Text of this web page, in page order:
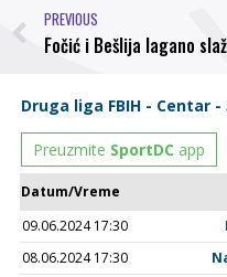
PREVIOUS